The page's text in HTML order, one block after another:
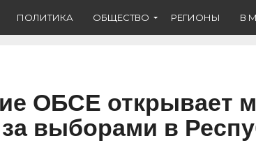
ПОЛИТИКА ОБЩЕСТВО РЕГИОНЫ В
ОБСЕ открывает
выборами в